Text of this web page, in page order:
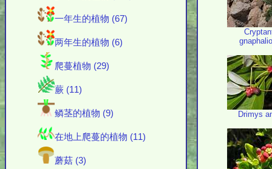
一年生的植物 (67)
两年生的植物 (6)
爬蔓植物 (29)
蕨 (11)
鳞茎的植物 (9)
在地上爬蔓的植物 (11)
蘑菇 (3)
Drimys